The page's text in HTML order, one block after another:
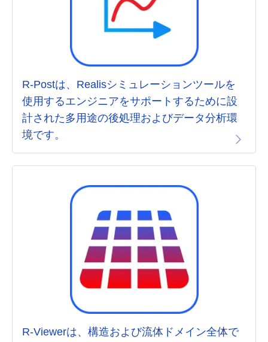
R-Postは、Realisシミュレーションツールを
使用するエンジニアをサポートするために設
計された多用途の後処理およびデータ分析環
境です。
R-Viewerは、構造および流体ドメイン全体で